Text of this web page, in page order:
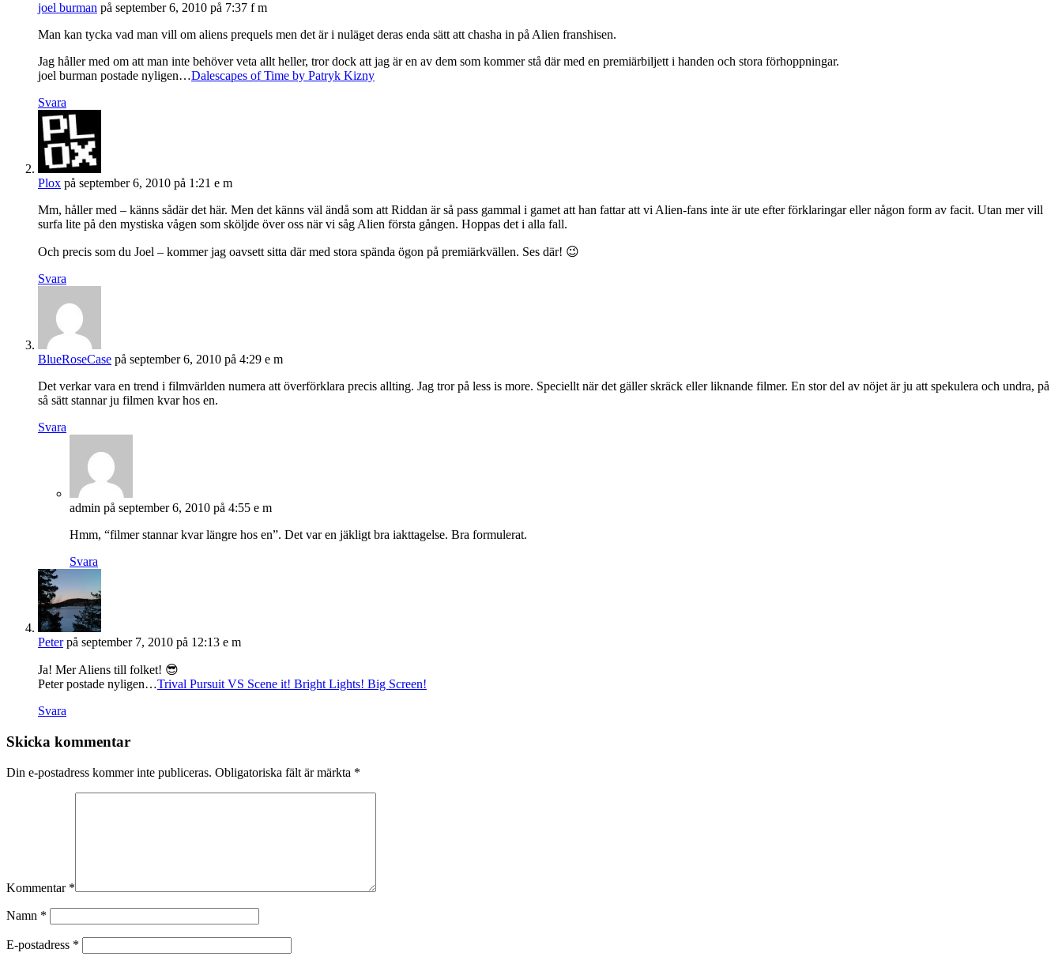
joel burman på september 6, 2010 på 7:37 f m
Man kan tycka vad man vill om aliens prequels men det är i nuläget deras enda sätt att chasha in på Alien franshisen.
Jag håller med om att man inte behöver veta allt heller, tror dock att jag är en av dem som kommer stå där med en premiärbiljett i handen och stora förhoppningar.
joel burman postade nyligen…Dalescapes of Time by Patryk Kizny
Svara
Plox på september 6, 2010 på 1:21 e m
Mm, håller med – känns sådär det här. Men det känns väl ändå som att Riddan är så pass gammal i gamet att han fattar att vi Alien-fans inte är ute efter förklaringar eller någon form av facit. Utan mer vill
surfa lite på den mystiska vågen som sköljde över oss när vi såg Alien första gången. Hoppas det i alla fall.
Och precis som du Joel – kommer jag oavsett sitta där med stora spända ögon på premiärkvällen. Ses där! 😉
Svara
BlueRoseCase på september 6, 2010 på 4:29 e m
Det verkar vara en trend i filmvärlden numera att överförklara precis allting. Jag tror på less is more. Speciellt när det gäller skräck eller liknande filmer. En stor del av nöjet är ju att spekulera och undra, på
så sätt stannar ju filmen kvar hos en.
Svara
admin på september 6, 2010 på 4:55 e m
Hmm, “filmer stannar kvar längre hos en”. Det var en jäkligt bra iakttagelse. Bra formulerat.
Svara
Peter på september 7, 2010 på 12:13 e m
Ja! Mer Aliens till folket! 😎
Peter postade nyligen…Trival Pursuit VS Scene it! Bright Lights! Big Screen!
Svara
Skicka kommentar
Din e-postadress kommer inte publiceras. Obligatoriska fält är märkta *
Kommentar *
Namn *
E-postadress *